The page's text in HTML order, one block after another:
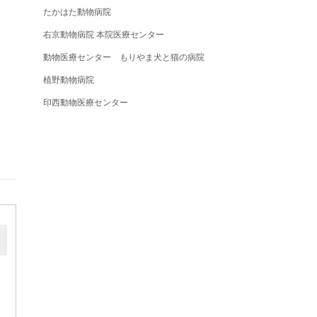
たかはた動物病院
右京動物病院 本院医療センター
動物医療センター もりやま犬と猫の病院
植野動物病院
印西動物医療センター